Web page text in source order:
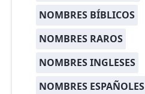
NOMBRES BÍBLICOS
NOMBRES RAROS
NOMBRES INGLESES
NOMBRES ESPAÑOLES